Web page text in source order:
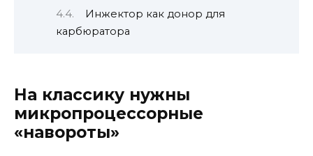
Инжектор как донор для
карбюратора
На классику нужны
микропроцессорные
«навороты»